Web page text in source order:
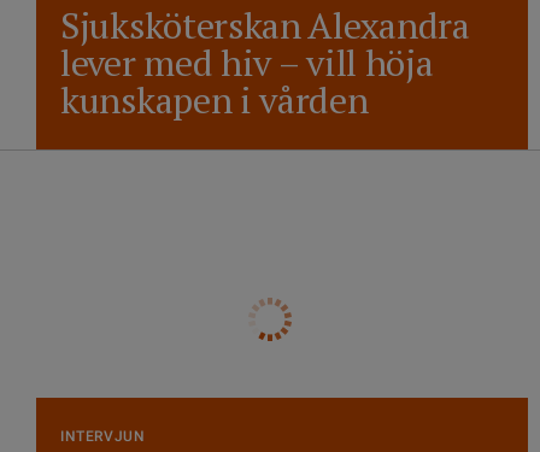
Sjuksköterskan Alexandra
lever med hiv – vill höja
kunskapen i vården
INTERVJUN